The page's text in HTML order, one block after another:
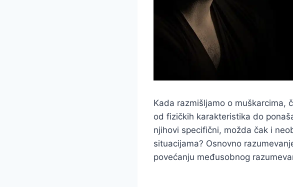
Kada razmišljamo o muškarcima,
od fizičkih karakteristika do
njihovi specifični, možda čak i
situacijama? Osnovno
povećanju međusobnog